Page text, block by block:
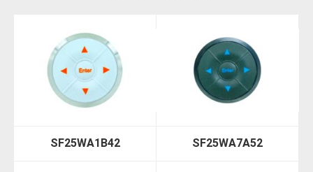
SF25WA1B42 SF25WA7A52